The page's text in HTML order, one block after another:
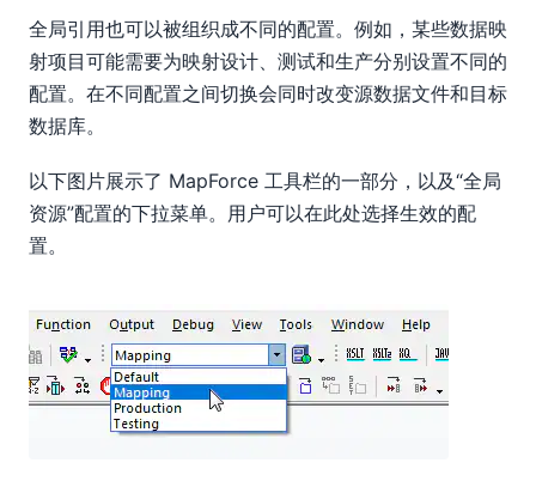
全局引用也可以被组织成不同的配置。例如，某些数据映
射项目可能需要为映射设计、测试和生产分别设置不同的
配置。在不同配置之间切换会同时改变源数据文件和目标
数据库。
以下图片展示了 MapForce 工具栏的一部分，以及“全局
资源”配置的下拉菜单。用户可以在此处选择生效的配
置。